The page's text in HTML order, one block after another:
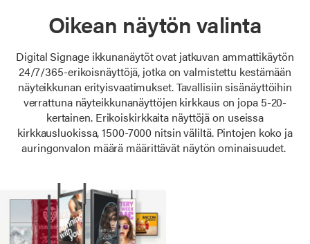
Oikean näytön valinta
Digital Signage ikkunanäytöt ovat jatkuvan ammattikäytön
24/7/365-erikoisnäyttöjä, jotka on valmistettu kestämään
näyteikkunan erityisvaatimukset. Tavallisiin sisänäyttöihin
verrattuna näyteikkunanäyttöjen kirkkaus on jopa 5-20-
kertainen. Erikoiskirkkaita näyttöjä on useissa
kirkkausluokissa, 1500-7000 nitsin väliltä. Pintojen koko ja
auringonvalon määrä määrittävät näytön ominaisuudet.